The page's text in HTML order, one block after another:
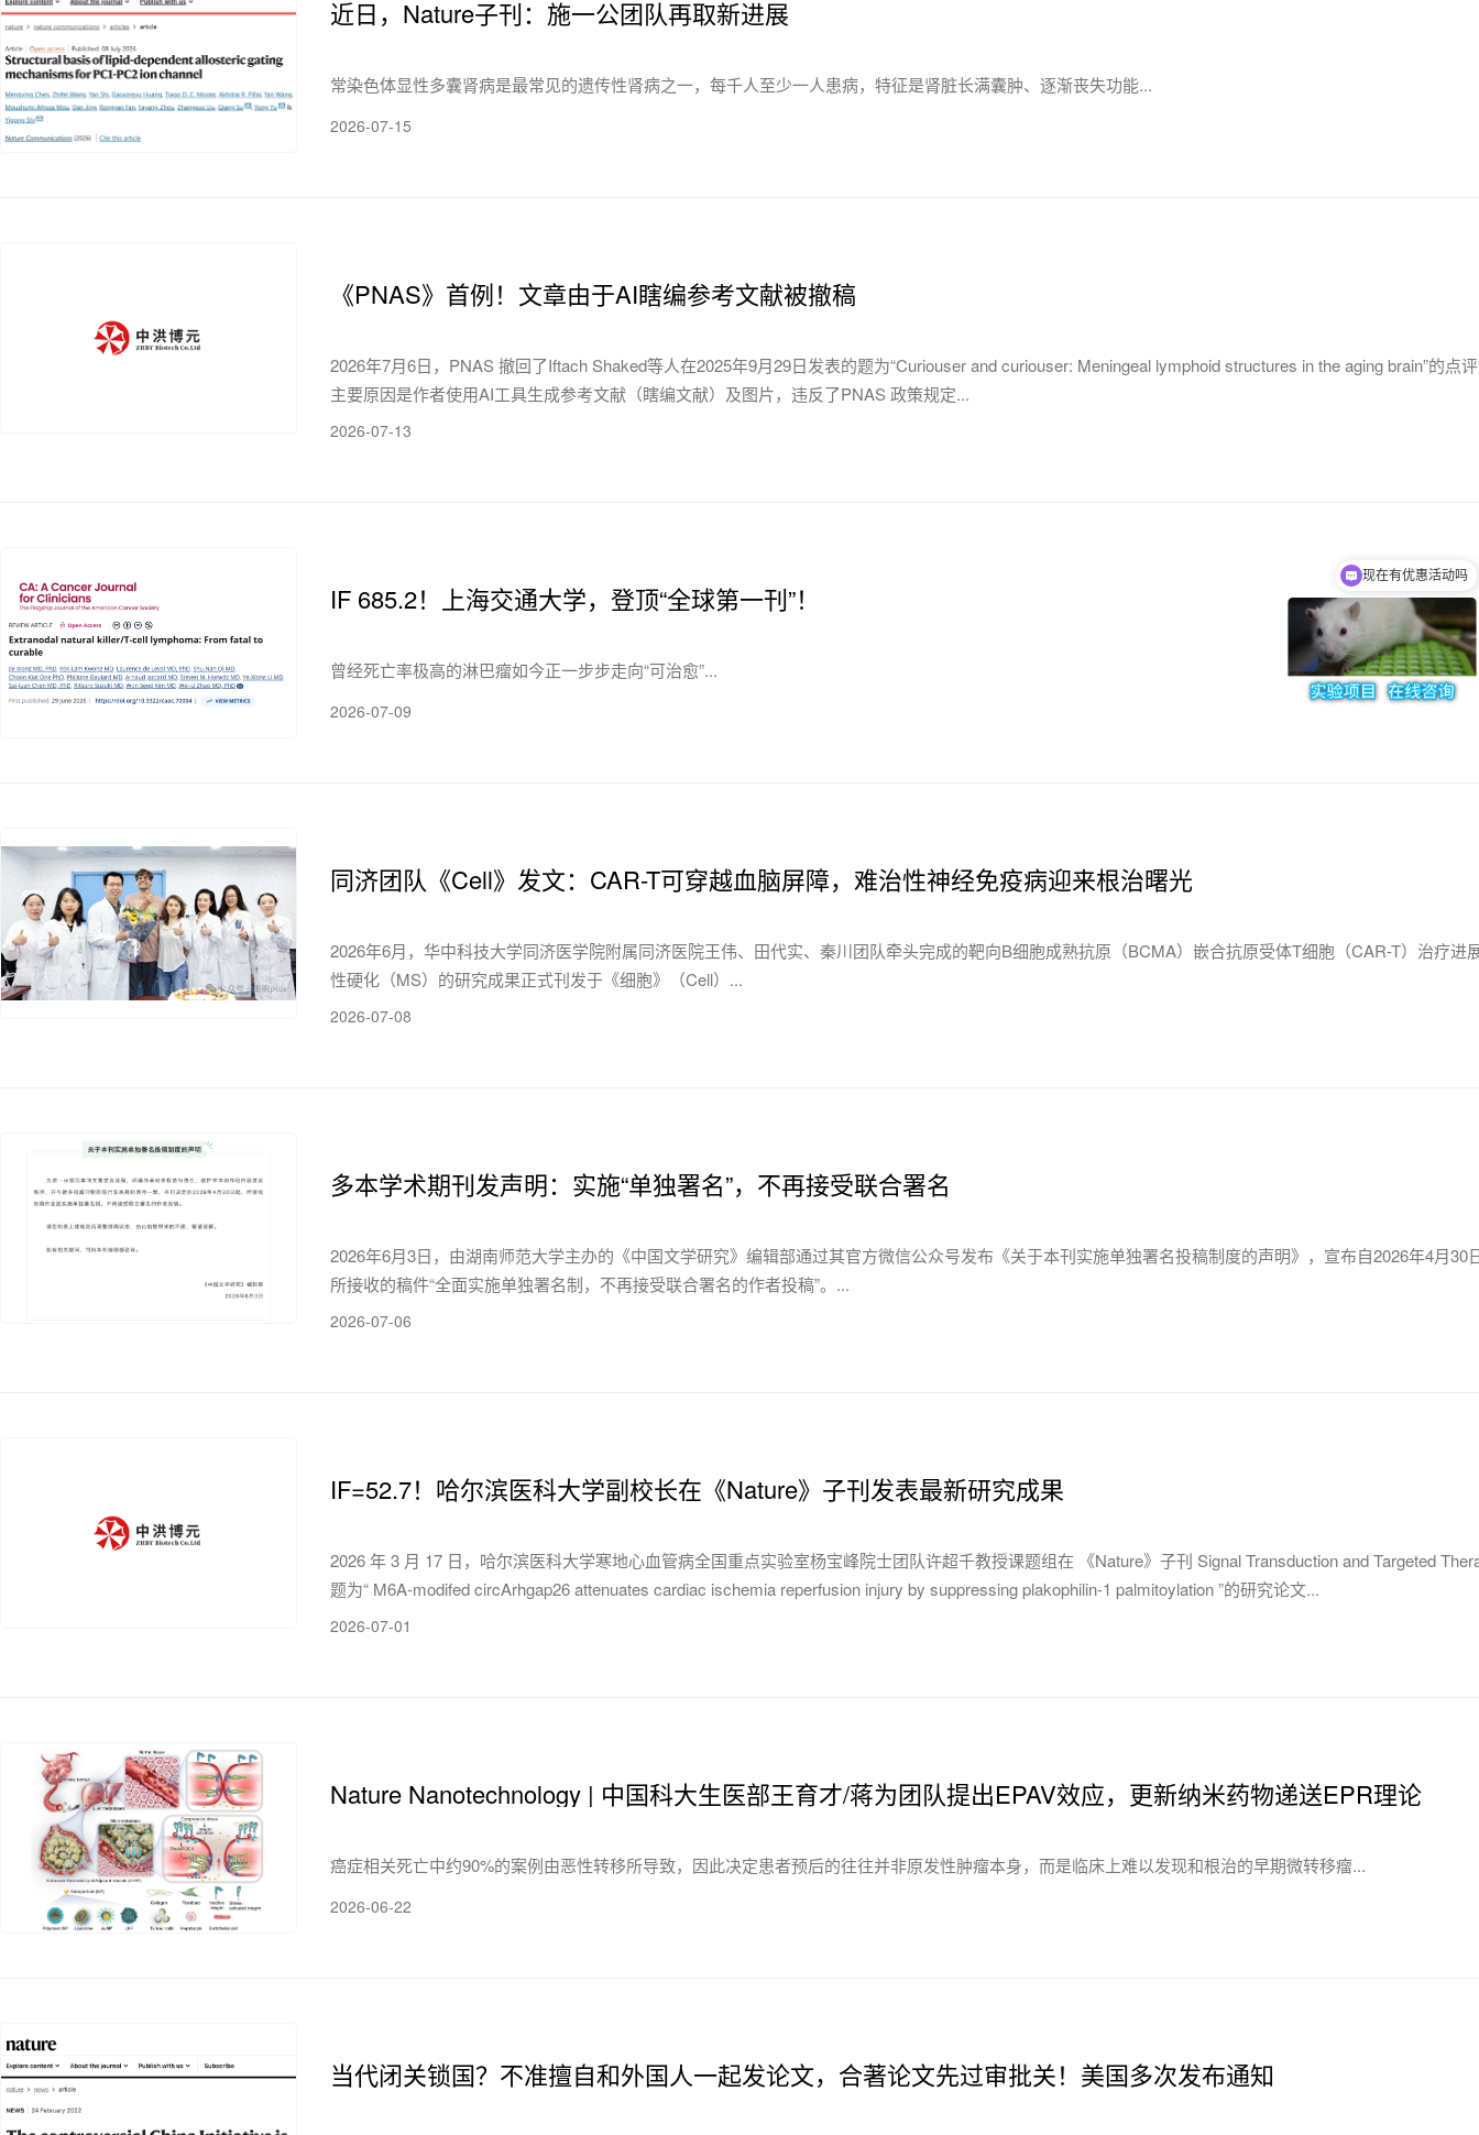
近日，Nature子刊：施一公团队再取新进展
常染色体显性多囊肾病是最常见的遗传性肾病之一，每千人至少一人患病，特征是肾脏长满囊肿、逐渐丧失功能...
2026-07-15
《PNAS》首例！文章由于AI瞎编参考文献被撤稿
2026年7月6日，PNAS 撤回了Iftach Shaked等人在2025年9月29日发表的题为“Curiouser and curiouser: Meningeal lymphoid structures in the aging brain”的点
主要原因是作者使用AI工具生成参考文献（瞎编文献）及图片，违反了PNAS 政策规定...
2026-07-13
IF 685.2！上海交通大学，登顶“全球第一刊”！
曾经死亡率极高的淋巴瘤如今正一步步走向“可治愈”...
2026-07-09
同济团队《Cell》发文：CAR-T可穿越血脑屏障，难治性神经免疫病迎来根治曙光
2026年6月，华中科技大学同济医学院附属同济医院王伟、田代实、秦川团队牵头完成的靶向B细胞成熟抗原（BCMA）嵌合抗原受体T细胞（CAR-T）治疗进
性硬化（MS）的研究成果正式刊发于《细胞》（Cell）...
2026-07-08
多本学术期刊发声明：实施“单独署名”，不再接受联合署名
2026年6月3日，由湖南师范大学主办的《中国文学研究》编辑部通过其官方微信公众号发布《关于本刊实施单独署名投稿制度的声明》，宣布自2026年4月30
所接收的稿件“全面实施单独署名制，不再接受联合署名的作者投稿”。...
2026-07-06
IF=52.7！哈尔滨医科大学副校长在《Nature》子刊发表最新研究成果
2026 年 3 月 17 日，哈尔滨医科大学寒地心血管病全国重点实验室杨宝峰院士团队许超千教授课题组在 《Nature》子刊 Signal Transduction and Targeted
题为“ M6A-modifed circArhgap26 attenuates cardiac ischemia reperfusion injury by suppressing plakophilin-1 palmitoylation ”的研究论文...
2026-07-01
Nature Nanotechnology | 中国科大生医部王育才/蒋为团队提出EPAV效应，更新纳米药物递送EPR理论
癌症相关死亡中约90%的案例由恶性转移所导致，因此决定患者预后的往往并非原发性肿瘤本身，而是临床上难以发现和根治的早期微转移瘤...
2026-06-22
当代闭关锁国？不准擅自和外国人一起发论文，合著论文先过审批关！美国多次发布通知
可以介绍下你们的产品么